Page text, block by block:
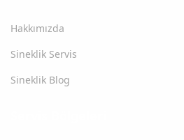
Hakkımızda
Sineklik Servis
Sineklik Blog